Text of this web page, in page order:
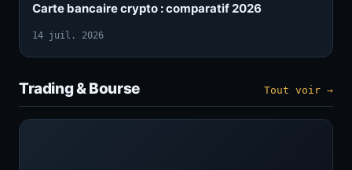
Carte bancaire crypto : comparatif 2026
14 juil. 2026
Trading & Bourse Tout voir →